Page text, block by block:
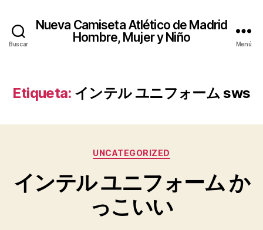
Buscar
Nueva Camiseta Atlético de Madrid
Hombre, Mujer y Niño
Menú
Etiqueta: インテル ユニフォーム sws
Categorías
UNCATEGORIZED
インテル ユニフォーム か
っこいい